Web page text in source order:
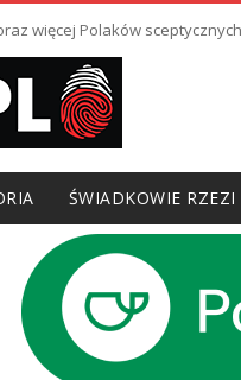
więcej Polaków
ŚWIADKOWIE RZEZI